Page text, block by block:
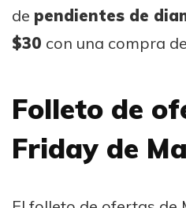
de pendientes de
$30 con una compra
Folleto de
Friday de